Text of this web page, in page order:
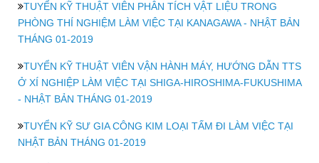
TUYỂN KỸ THUẬT VIÊN PHÂN TÍCH VẬT LIỆU TRONG
PHÒNG THÍ NGHIỆM LÀM VIỆC TẠI KANAGAWA - NHẬT BẢN
THÁNG 01-2019
TUYỂN KỸ THUẬT VIÊN VẬN HÀNH MÁY, HƯỚNG DẪN TTS
Ở XÍ NGHIỆP LÀM VIỆC TẠI SHIGA-HIROSHIMA-FUKUSHIMA
- NHẬT BẢN THÁNG 01-2019
TUYỂN KỸ SƯ GIA CÔNG KIM LOẠI TẤM ĐI LÀM VIỆC TẠI
NHẬT BẢN THÁNG 01-2019